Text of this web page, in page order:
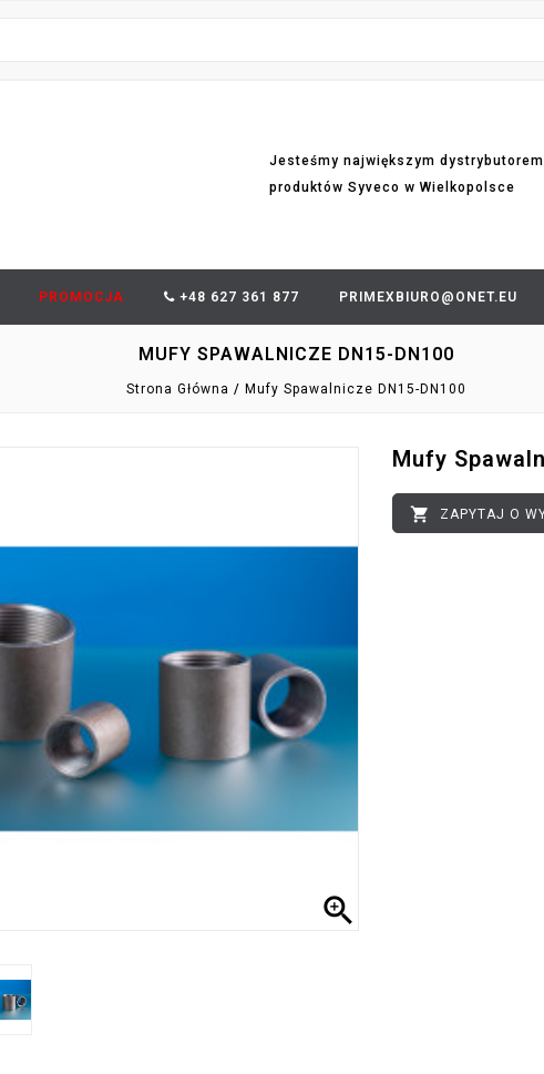
Jesteśmy największym dystrybutorem
produktów Syveco w Wielkopolsce
PROMOCJA +48 627 361 877 PRIMEXBIURO@ONET.EU
MUFY SPAWALNICZE DN15-DN100
Strona Główna Mufy Spawalnicze DN15-DN100

Mufy
 ZAPYTAJ O